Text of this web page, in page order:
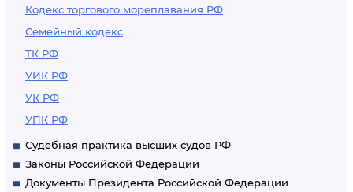
Кодекс торгового мореплавания РФ
Семейный кодекс
ТК РФ
УИК РФ
УК РФ
УПК РФ
Судебная практика высших судов РФ
Законы Российской Федерации
Документы Президента Российской Федерации